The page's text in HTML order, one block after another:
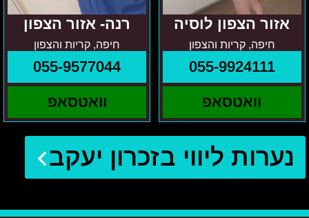
אזור הצפון לוסיה
חיפה, קריות והצפון
055-9924111
וואטסאפ
רנה- אזור הצפון
חיפה, קריות והצפון
055-9577044
וואטסאפ
נערות ליווי בזכרון יעקב